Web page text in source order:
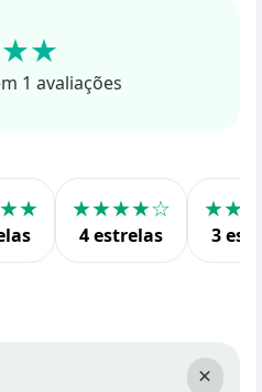
1 avaliações
★★★★☆
4 estrelas 3
×